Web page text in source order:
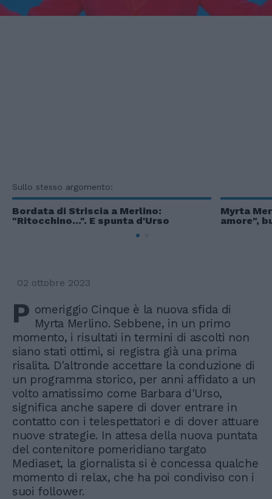
Sullo stesso argomento:
Bordata di Striscia a Merlino:
"Ritocchino...". E spunta d'Urso
Myrta
amore",
02 ottobre 2023
P omeriggio Cinque è la nuova sfida di
Myrta Merlino. Sebbene, in un primo
momento, i risultati in termini di ascolti non
siano stati ottimi, si registra già una prima
risalita. D'altronde accettare la conduzione di
un programma storico, per anni affidato a un
volto amatissimo come Barbara d'Urso,
significa anche sapere di dover entrare in
contatto con i telespettatori e di dover attuare
nuove strategie. In attesa della nuova puntata
del contenitore pomeridiano targato
Mediaset, la giornalista si è concessa qualche
momento di relax, che ha poi condiviso con i
suoi follower.